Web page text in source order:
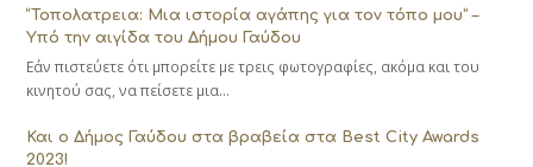
“Τοπολατρεια: Μια ιστορία αγάπης για τον τόπο μου” –
Υπό την αιγίδα του Δήμου Γαύδου
Εάν πιστεύετε ότι μπορείτε με τρεις φωτογραφίες, ακόμα και του
κινητού σας, να πείσετε μια…
Και ο Δήμος Γαύδου στα βραβεία στα Best City Awards
2023!